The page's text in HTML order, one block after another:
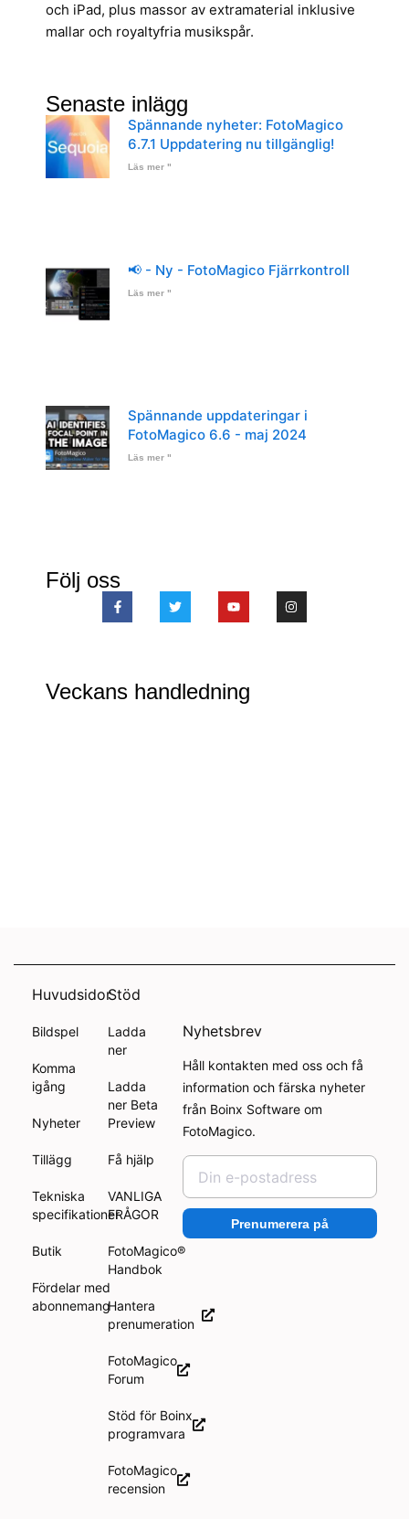
och iPad, plus massor av extramaterial inklusive
mallar och royaltyfria musikspår.
Senaste inlägg
Spännande nyheter: FotoMagico
6.7.1 Uppdatering nu tillgänglig!
Läs mer "
📢 - Ny - FotoMagico Fjärrkontroll
Läs mer "
Spännande uppdateringar i
FotoMagico 6.6 - maj 2024
Läs mer "
Följ oss
Veckans handledning
Huvudsidor
Bildspel
Komma
igång
Nyheter
Tillägg
Tekniska
specifikationer
Butik
Fördelar med
abonnemang
Stöd
Ladda
ner
Ladda
ner Beta
Preview
Få hjälp
VANLIGA
FRÅGOR
FotoMagico®
Handbok
Hantera
prenumeration
FotoMagico
Forum
Stöd för Boinx
programvara
FotoMagico
recension
Nyhetsbrev
Håll kontakten med oss och få
information och färska nyheter
från Boinx Software om
FotoMagico.
Prenumerera på